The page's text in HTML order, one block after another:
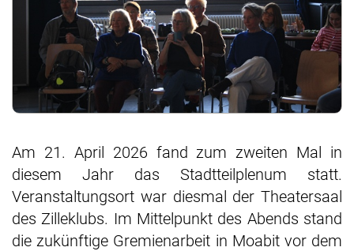
Am 21. April 2026 fand zum zweiten Mal in
diesem Jahr das Stadtteilplenum statt.
Veranstaltungsort war diesmal der Theatersaal
des Zilleklubs. Im Mittelpunkt des Abends stand
die zukünftige Gremienarbeit in Moabit vor dem